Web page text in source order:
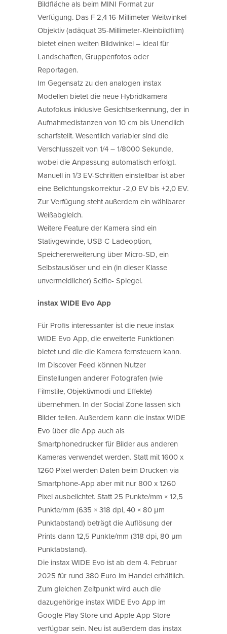
Bildfläche als beim MINI Format zur
Verfügung. Das F 2,4 16-Millimeter-Weitwinkel-
Objektiv (adäquat 35-Millimeter-Kleinbildfilm)
bietet einen weiten Bildwinkel – ideal für
Landschaften, Gruppenfotos oder
Reportagen.
Im Gegensatz zu den analogen instax
Modellen bietet die neue Hybridkamera
Autofokus inklusive Gesichtserkennung, der in
Aufnahmedistanzen von 10 cm bis Unendlich
scharfstellt. Wesentlich variabler sind die
Verschlusszeit von 1/4 – 1/8000 Sekunde,
wobei die Anpassung automatisch erfolgt.
Manuell in 1/3 EV-Schritten einstellbar ist aber
eine Belichtungskorrektur -2,0 EV bis +2,0 EV.
Zur Verfügung steht außerdem ein wählbarer
Weißabgleich.
Weitere Feature der Kamera sind ein
Stativgewinde, USB-C-Ladeoption,
Speichererweiterung über Micro-SD, ein
Selbstauslöser und ein (in dieser Klasse
unvermeidlicher) Selfie- Spiegel.
instax WIDE Evo App
Für Profis interessanter ist die neue instax
WIDE Evo App, die erweiterte Funktionen
bietet und die die Kamera fernsteuern kann.
Im Discover Feed können Nutzer
Einstellungen anderer Fotografen (wie
Filmstile, Objektivmodi und Effekte)
übernehmen. In der Social Zone lassen sich
Bilder teilen. Außerdem kann die instax WIDE
Evo über die App auch als
Smartphonedrucker für Bilder aus anderen
Kameras verwendet werden. Statt mit 1600 x
1260 Pixel werden Daten beim Drucken via
Smartphone-App aber mit nur 800 x 1260
Pixel ausbelichtet. Statt 25 Punkte/mm × 12,5
Punkte/mm (635 × 318 dpi, 40 × 80 μm
Punktabstand) beträgt die Auflösung der
Prints dann 12,5 Punkte/mm (318 dpi, 80 μm
Punktabstand).
Die instax WIDE Evo ist ab dem 4. Februar
2025 für rund 380 Euro im Handel erhältlich.
Zum gleichen Zeitpunkt wird auch die
dazugehörige instax WIDE Evo App im
Google Play Store und Apple App Store
verfügbar sein. Neu ist außerdem das instax